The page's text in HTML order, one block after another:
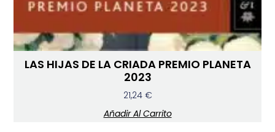
LAS HIJAS DE LA CRIADA PREMIO PLANETA
2023
21,24 €
Añadir Al Carrito